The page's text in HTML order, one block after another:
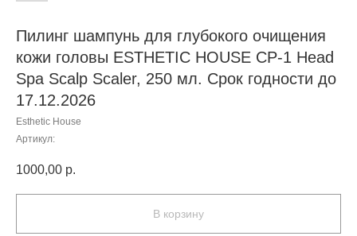
Пилинг шампунь для глубокого очищения
кожи головы ESTHETIC HOUSE CP-1 Head
Spa Scalp Scaler, 250 мл. Срок годности до
17.12.2026
Esthetic House
Артикул:
1000,00 р.
В корзину